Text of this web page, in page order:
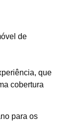
de
que
cobertura
para os